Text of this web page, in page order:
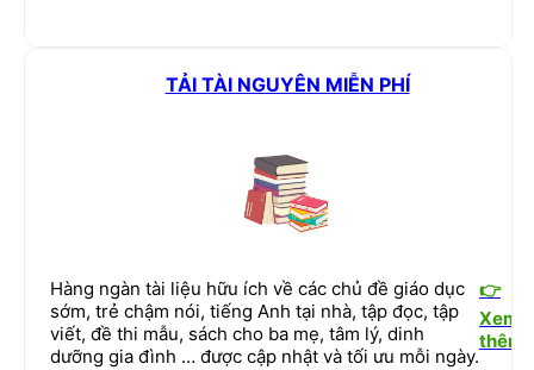
TẢI TÀI NGUYÊN MIỄN PHÍ
Hàng ngàn tài liệu hữu ích về các chủ đề giáo dục
sớm, trẻ chậm nói, tiếng Anh tại nhà, tập đọc, tập
viết, đề thi mẫu, sách cho ba mẹ, tâm lý, dinh
dưỡng gia đình … được cập nhật và tối ưu mỗi ngày.
👉
Xem
thêm